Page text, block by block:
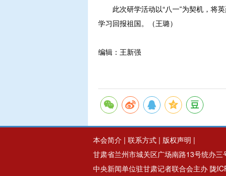
此次研学活动以“八一”为契机，将英
学习回报祖国。（王璐）
编辑：王新强
本会简介 | 联系方式 | 版权声明 |
甘肃省兰州市城关区广场南路13号统办
中央新闻单位驻甘肃记者联合会主办 陇